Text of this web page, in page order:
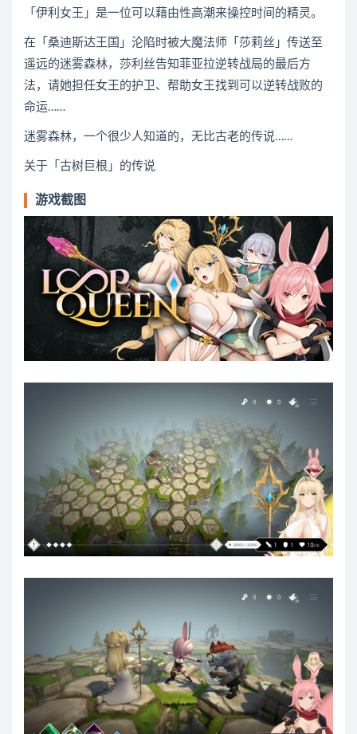
「伊利女王」是一位可以藉由性高潮来操控时间的精灵。
在「桑迪斯达王国」沦陷时被大魔法师「莎莉丝」传送至
遥远的迷雾森林，莎利丝告知菲亚拉逆转战局的最后方
法，请她担任女王的护卫、帮助女王找到可以逆转战败的
命运……
迷雾森林，一个很少人知道的，无比古老的传说……
关于「古树巨根」的传说
游戏截图